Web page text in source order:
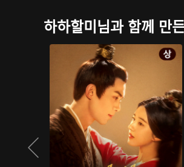
하하할미님과 함께 만